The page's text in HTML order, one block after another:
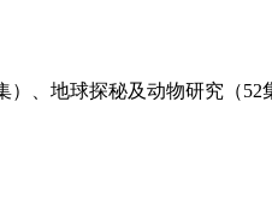
、地球探秘及动物研究（52